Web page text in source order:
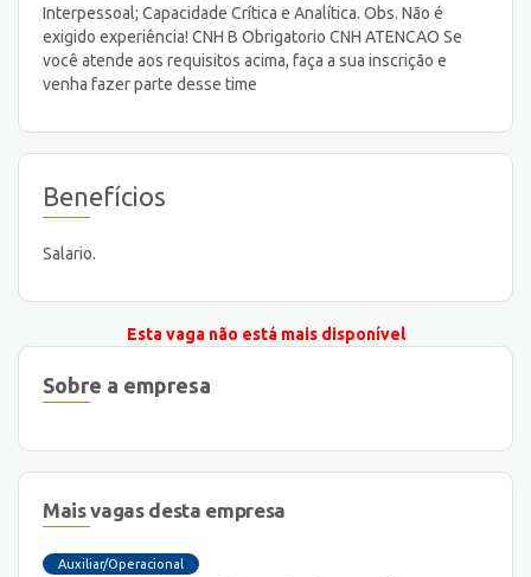
Interpessoal; Capacidade Crítica e Analítica. Obs. Não é
exigido experiência! CNH B Obrigatorio CNH ATENCAO Se
você atende aos requisitos acima, faça a sua inscrição e
venha fazer parte desse time
Benefícios
Salario.
Esta vaga não está mais disponível
Sobre a empresa
Mais vagas desta empresa
Auxiliar/Operacional